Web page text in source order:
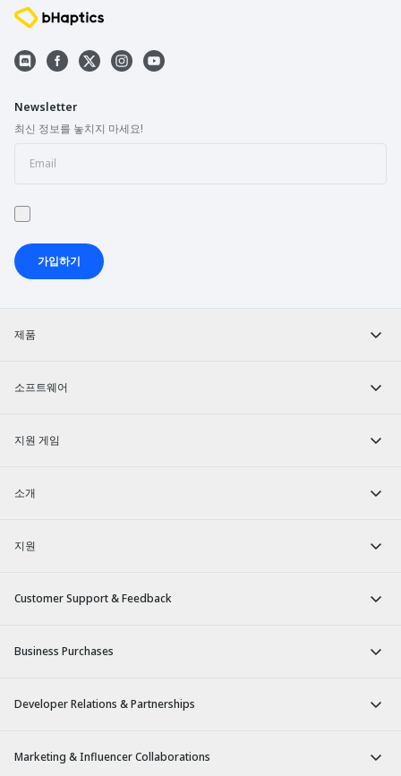
제품
소프트웨어
지원 게임
소개
지원
Customer Support & Feedback
Business Purchases
Developer Relations & Partnerships
Marketing & Influencer Collaborations
Newsletter
최신 정보를 놓치지 마세요!
가입하기